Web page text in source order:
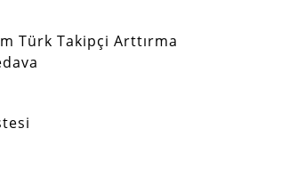
Türk Takipçi Arttırma